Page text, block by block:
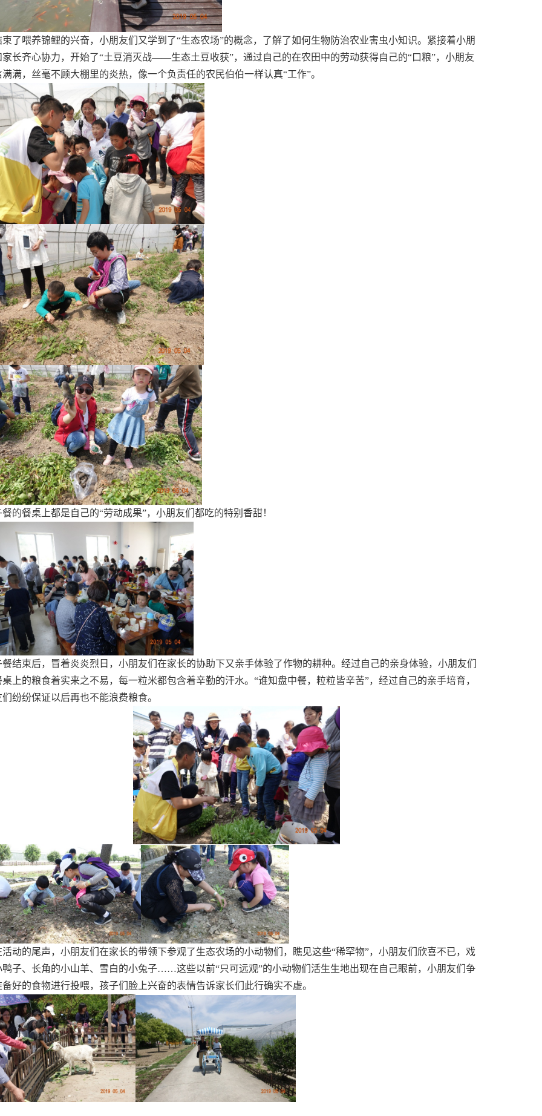
束了喂养锦鲤的兴奋，小朋友们又学到了“生态农场”的概念，了解了如何生物防治农业害虫小知识。紧接着小朋
家长齐心协力，开始了“土豆消灭战——生态土豆收获”，通过自己的在农田中的劳动获得自己的“口粮”，小朋友
满，丝毫不顾大棚里的炎热，像一个负责任的农民伯伯一样认真“工作”。
餐的餐桌上都是自己的“劳动成果”，小朋友们都吃的特别香甜！
餐结束后，冒着炎炎烈日，小朋友们在家长的协助下又亲手体验了作物的耕种。经过自己的亲身体验，小朋友们
上的粮食着实来之不易，每一粒米都包含着辛勤的汗水。“谁知盘中餐，粒粒皆辛苦”，经过自己的亲手培育，
纷纷保证以后再也不能浪费粮食。
活动的尾声，小朋友们在家长的带领下参观了生态农场的小动物们，瞧见这些“稀罕物”，小朋友们欣喜不已，戏
鸭子、长角的小山羊、雪白的小兔子……这些以前“只可远观”的小动物们活生生地出现在自己眼前，小朋友们争
好的食物进行投喂，孩子们脸上兴奋的表情告诉家长们此行确实不虚。